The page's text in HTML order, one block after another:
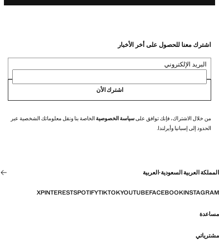
اشترك معنا للحصول على أخر الأخبار
البريد الإلكتروني
اشترك الأن
من خلال الاشتراك، فإنك توافق علىسياسة الخصوصية الخاصة بنا ونقل معلوماتك الشخصية عبر
الحدود إلى إسبانيا وأيرلندا.
المملكة العربية السعودية·العربية
INSTAGRAM
FACEBOOK
YOUTUBE
TIKTOK
SPOTIFY
PINTEREST
X
مساعدة
مشترياتي